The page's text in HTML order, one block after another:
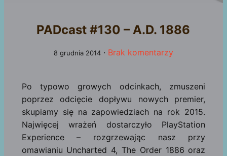
PADcast #130 – A.D. 1886
8 grudnia 2014· Brak komentarzy
Po typowo growych odcinkach, zmuszeni
poprzez odcięcie dopływu nowych premier,
skupiamy się na zapowiedziach na rok 2015.
Najwięcej wrażeń dostarczyło PlayStation
Experience – rozgrzewając nasz przy
omawianiu Uncharted 4, The Order 1886 oraz